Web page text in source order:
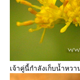
เจ้าคู่นี้กำลังเก็บน้ำหว